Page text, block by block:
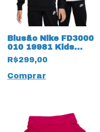
Blusão Nike FD3000
010 19981 Kids
Infantil com Bolso
Canguru e Capuz
R$299,00
Comprar